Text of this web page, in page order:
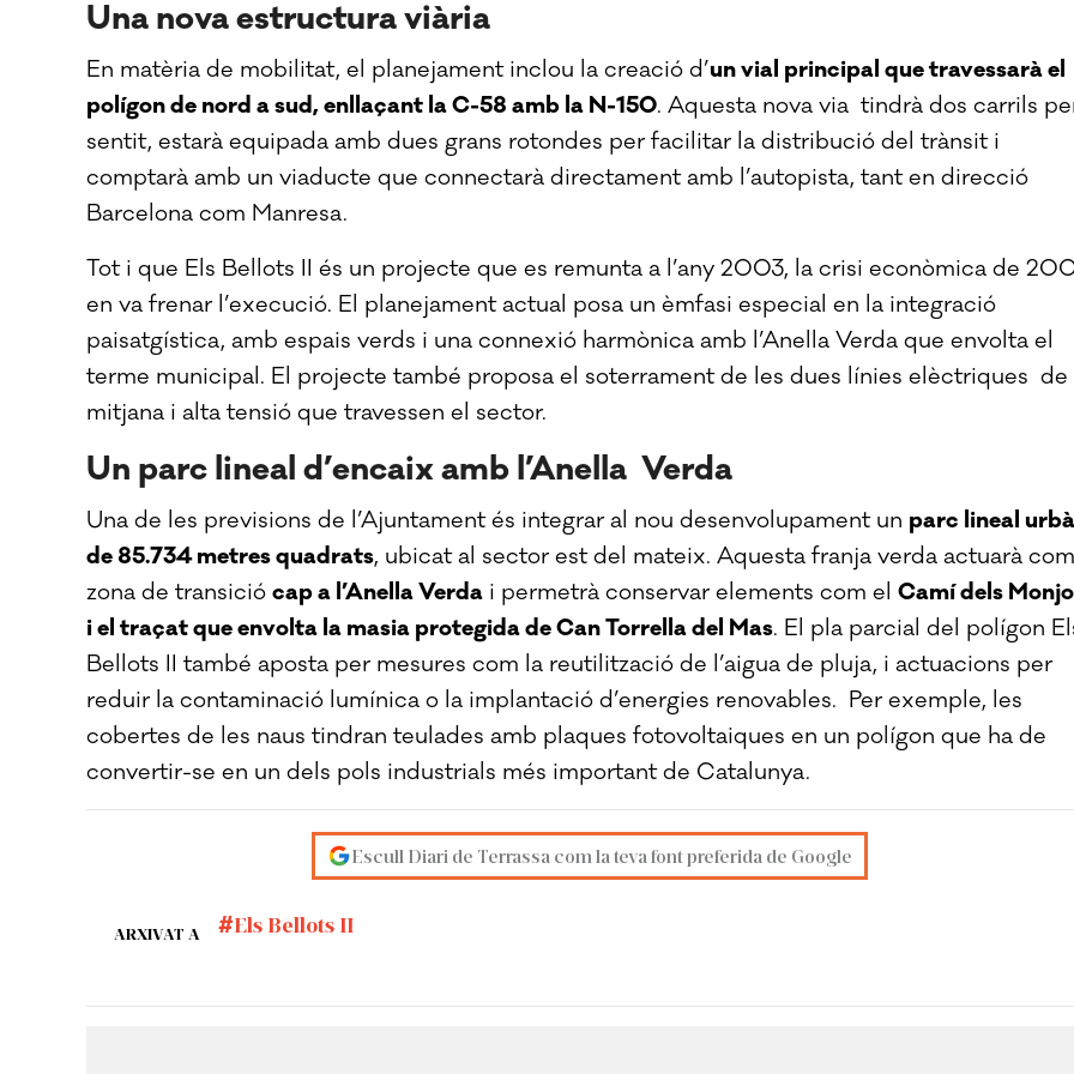
Una nova estructura viària
En matèria de mobilitat, el planejament inclou la creació d’un vial principal que travessarà el
polígon de nord a sud, enllaçant la C-58 amb la N-150. Aquesta nova via tindrà dos carrils
sentit, estarà equipada amb dues grans rotondes per facilitar la distribució del trànsit i
comptarà amb un viaducte que connectarà directament amb l’autopista, tant en direcció
Barcelona com Manresa.
Tot i que Els Bellots II és un projecte que es remunta a l’any 2003, la crisi econòmica de
en va frenar l’execució. El planejament actual posa un èmfasi especial en la integració
paisatgística, amb espais verds i una connexió harmònica amb l’Anella Verda que envolta el
terme municipal. El projecte també proposa el soterrament de les dues línies elèctriques de
mitjana i alta tensió que travessen el sector.
Un parc lineal d’encaix amb l’Anella Verda
Una de les previsions de l’Ajuntament és integrar al nou desenvolupament un parc lineal urbà
de 85.734 metres quadrats, ubicat al sector est del mateix. Aquesta franja verda actuarà
zona de transició cap a l’Anella Verda i permetrà conservar elements com el Camí dels
i el traçat que envolta la masia protegida de Can Torrella del Mas. El pla parcial del polígon
Bellots II també aposta per mesures com la reutilització de l’aigua de pluja, i actuacions per
reduir la contaminació lumínica o la implantació d’energies renovables. Per exemple, les
cobertes de les naus tindran teulades amb plaques fotovoltaiques en un polígon que ha de
convertir-se en un dels pols industrials més important de Catalunya.
Escull Diari de Terrassa com la teva font preferida de Google
ARXIVAT A Els Bellots II